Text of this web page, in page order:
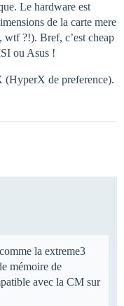
Le hardware est
de la carte mere
?!). Bref, c’est cheap
ou Asus !
de preference).
la extreme3
mémoire de
avec la CM sur